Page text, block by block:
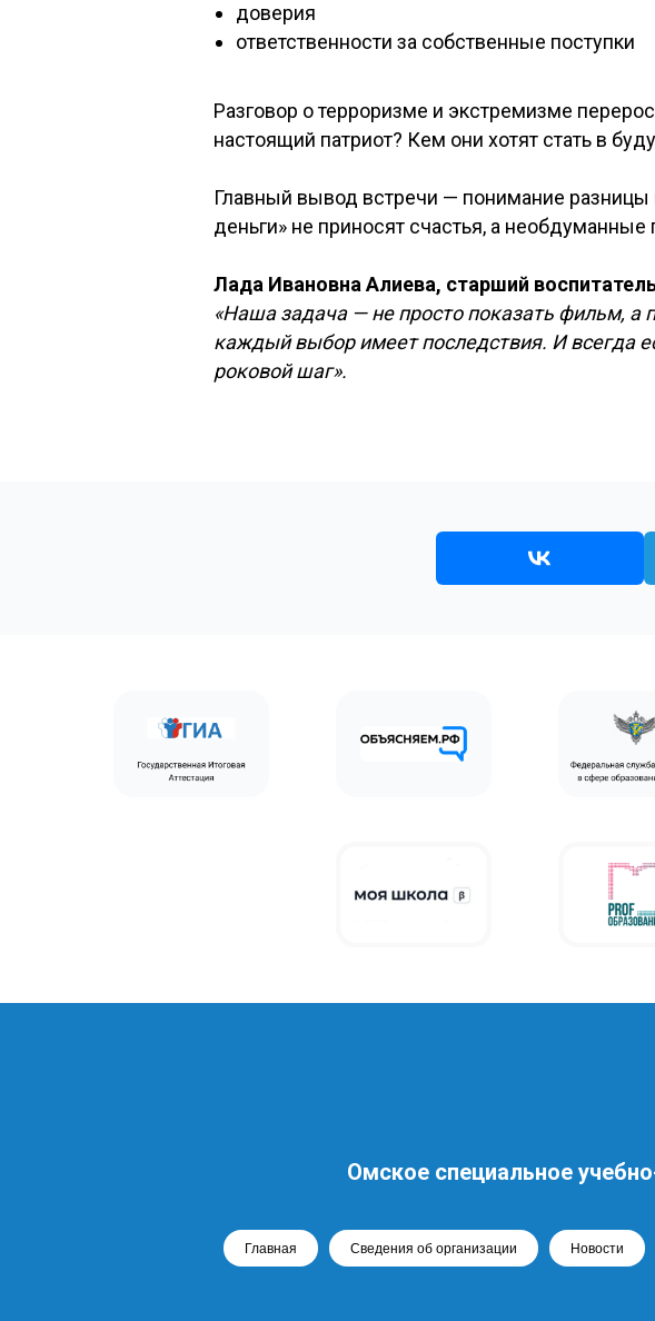
доверия
ответственности за собственные поступки
Разговор о терроризме и экстремизме
настоящий патриот? Кем они хотят стать в
Главный вывод встречи — понимание разницы
деньги» не приносят счастья, а
Лада Ивановна Алиева, старший
«Наша задача — не просто показать фильм,
каждый выбор имеет последствия. И всегда
роковой шаг».
Омское специальное
Главная Сведения об организации Новости